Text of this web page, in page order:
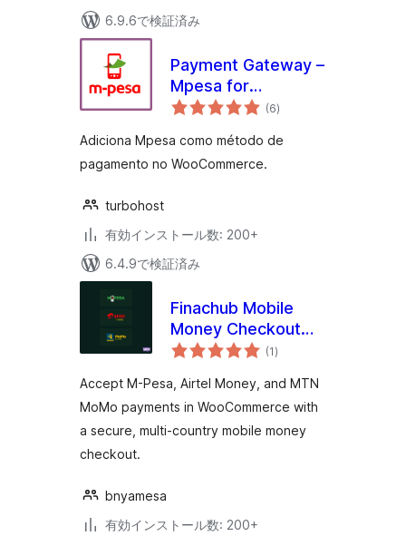
6.9.6で検証済み
Payment Gateway –
Mpesa for
WooCommerce
(6個
の
価
)
Adiciona Mpesa como método de
pagamento no WooCommerce.
turbohost
有効インストール数: 200+
6.4.9で検証済み
Finachub Mobile
Money Checkout
for WooCommerce
MTN)
(1個
の
価
)
Accept M-Pesa, Airtel Money, and MTN
MoMo payments in WooCommerce with
a secure, multi-country mobile money
checkout.
bnyamesa
有効インストール数: 200+